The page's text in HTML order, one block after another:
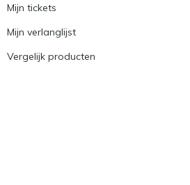
Mijn tickets
Mijn verlanglijst
Vergelijk producten